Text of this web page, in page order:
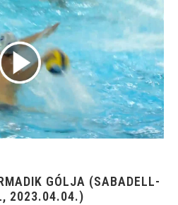
GÓLJA (SABADELL-
2023.04.04.)